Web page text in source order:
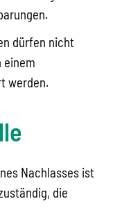
dürfen nicht
einem
werden.
Nachlasses ist
die